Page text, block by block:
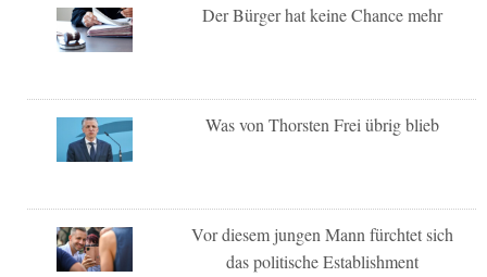
Der Bürger hat keine Chance mehr
Was von Thorsten Frei übrig blieb
Vor diesem jungen Mann fürchtet sich
das politische Establishment